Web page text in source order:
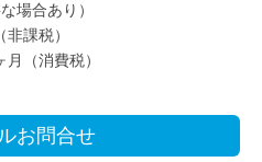
場合あり）
課税）
（消費税）
お問合せ